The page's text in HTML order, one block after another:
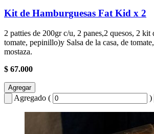
Kit de Hamburguesas Fat Kid x 2
2 patties de 200gr c/u, 2 panes,2 quesos, 2 kit
tomate, pepinillo)y Salsa de la casa, de
mostaza.
$ 67.000
Agregar
Agregado ( )